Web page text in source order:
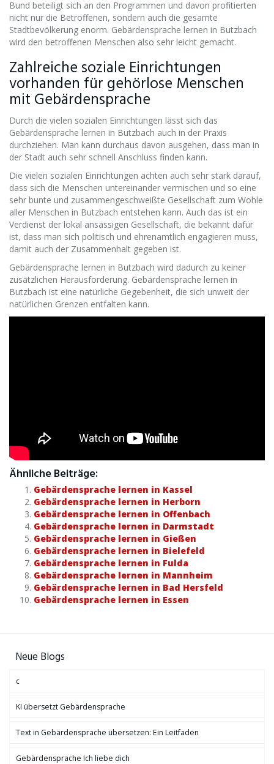
Bund beteiligt sich an den Programmen und davon profitierten
nicht nur die Betroffenen, sondern auch die gesamte
Stadtbevölkerung enorm. Gebärdensprache lernen in Butzbach
wird den betroffenen Menschen also sehr leicht gemacht.
Zahlreiche soziale Einrichtungen
vorhanden für gehörlose Menschen
mit Gebärdensprache
Durch die vielen sozialen Einrichtungen lässt sich das
Gebärdensprache lernen in Butzbach auch in der Praxis
durchziehen. Man kann durchaus davon ausgehen, dass man in
der Stadt auch sehr schnell Anschluss finden kann.
Die vielen sozialen Einrichtungen achten auch sehr stark darauf,
dass sich die Menschen untereinander vermischen und so eine
sehr bunte und zusammengeschweißte Gesellschaft zum Wohle
aller Menschen in Butzbach entstehen kann. Auch das ist ein
Verdienst der lokal ansässigen Gesellschaft, die bekannt dafür
ist, dass man sich politisch und ehrenamtlich engagieren muss,
damit auch der Zusammenhalt gegeben ist.
Gebärdensprache lernen in Butzbach wird dadurch zu keiner
zusätzlichen Herausforderung. Gebärdensprache lernen in
Butzbach ist eine natürliche Gegebenheit, die sich unweit der
natürlichen Grenzen entfalten kann.
Ähnliche Beiträge:
Gebärdensprache lernen in Kassel
Gebärdensprache lernen in Herborn
Gebärdensprache lernen in Offenbach
Gebärdensprache lernen in Darmstadt
Gebärdensprache lernen in Gießen
Gebärdensprache lernen in Bielefeld
Gebärdensprache lernen in Fulda
Gebärdensprache lernen in Mannheim
Gebärdensprache lernen in Bad Hersfeld
Gebärdensprache lernen in Essen
Neue Blogs
c
KI übersetzt Gebärdensprache
Text in Gebärdensprache übersetzen: Ein Leitfaden
Gebärdensprache Ich liebe dich